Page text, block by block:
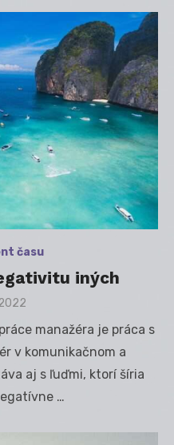
času
iných
manažéra je práca s
v komunikačnom a
aj s ľuďmi, ktorí šíria
…